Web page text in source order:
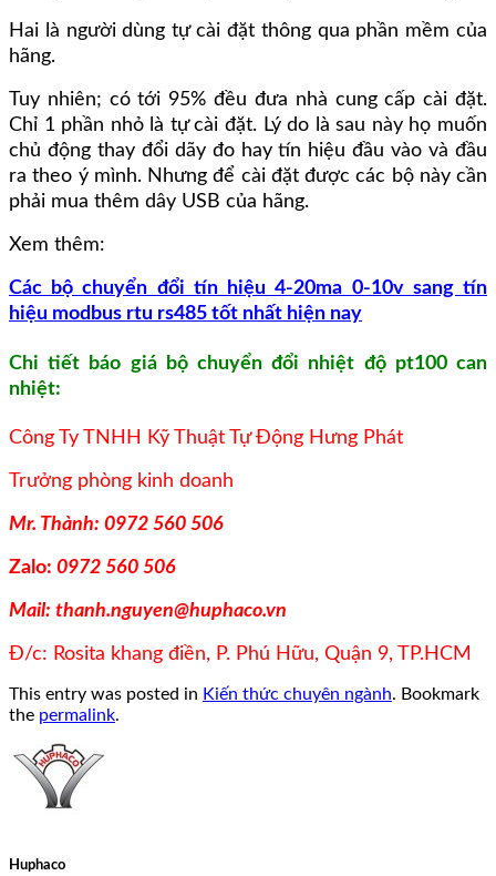
Hai là người dùng tự cài đặt thông qua phần mềm của
hãng.
Tuy nhiên; có tới 95% đều đưa nhà cung cấp cài đặt.
Chỉ 1 phần nhỏ là tự cài đặt. Lý do là sau này họ muốn
chủ động thay đổi dãy đo hay tín hiệu đầu vào và đầu
ra theo ý mình. Nhưng để cài đặt được các bộ này cần
phải mua thêm dây USB của hãng.
Xem thêm:
Các bộ chuyển đổi tín hiệu 4-20ma 0-10v sang tín
hiệu modbus rtu rs485 tốt nhất hiện nay
Chi tiết báo giá bộ chuyển đổi nhiệt độ pt100 can
nhiệt:
Công Ty TNHH Kỹ Thuật Tự Động Hưng Phát
Trưởng phòng kinh doanh
Mr. Thành: 0972 560 506
Zalo: 0972 560 506
Mail: thanh.nguyen@huphaco.vn
Đ/c: Rosita khang điền, P. Phú Hữu, Quận 9, TP.HCM
This entry was posted in Kiến thức chuyên ngành. Bookmark
the permalink.
Huphaco